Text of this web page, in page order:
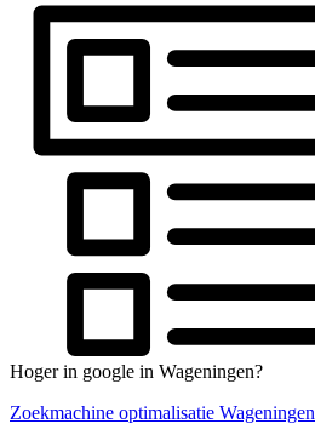
Hoger in google in Wageningen?
Zoekmachine optimalisatie Wageningen